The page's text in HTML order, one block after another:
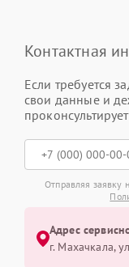
Контактная
Если требуется
свои данные и
Отправляя заявку
Адрес
г. Махачкала,